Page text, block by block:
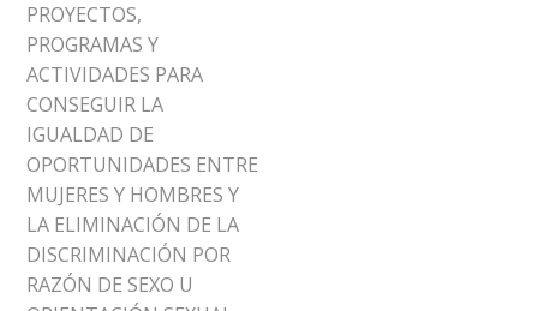
PROYECTOS,
PROGRAMAS Y
ACTIVIDADES PARA
CONSEGUIR LA
IGUALDAD DE
OPORTUNIDADES ENTRE
MUJERES Y HOMBRES Y
LA ELIMINACIÓN DE LA
DISCRIMINACIÓN POR
RAZÓN DE SEXO U